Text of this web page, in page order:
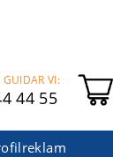
GUIDAR VI:
44 55